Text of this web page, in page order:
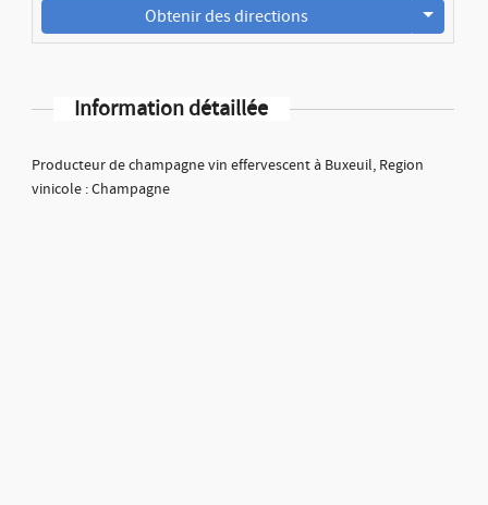
Obtenir des directions
Information détaillée
Producteur de champagne vin effervescent à Buxeuil, Region
vinicole : Champagne